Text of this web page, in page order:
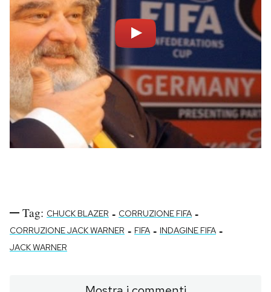
Tag: CHUCK BLAZER - CORRUZIONE FIFA -
CORRUZIONE JACK WARNER - FIFA - INDAGINE FIFA -
JACK WARNER